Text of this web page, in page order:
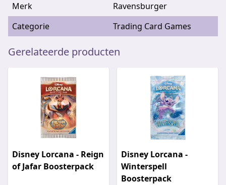
Merk
Ravensburger
Categorie
Trading Card Games
Gerelateerde producten
Disney Lorcana - Reign
of Jafar Boosterpack
Disney Lorcana -
Winterspell
Boosterpack